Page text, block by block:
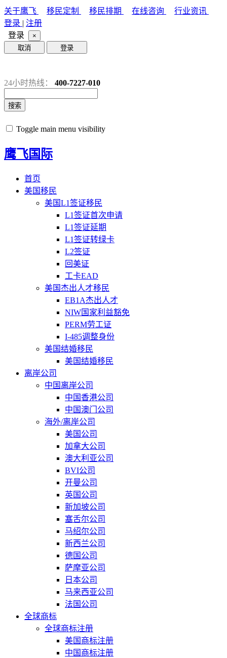
关于鹰飞 移民定制 移民排期 在线咨询
行业资讯
登录 | 注册
登录
×
取消
登录
24小时热线： 400-7227-010
搜索
Toggle main menu visibility
鹰飞国际
首页
美国移民
美国L1签证移民
L1签证首次申请
L1签证延期
L1签证转绿卡
L2签证
回美证
工卡EAD
美国杰出人才移民
EB1A杰出人才
NIW国家利益豁免
PERM劳工证
I-485调整身份
美国结婚移民
美国结婚移民
离岸公司
中国离岸公司
中国香港公司
中国澳门公司
海外/离岸公司
美国公司
加拿大公司
澳大利亚公司
BVI公司
开曼公司
英国公司
新加坡公司
塞舌尔公司
马绍尔公司
新西兰公司
德国公司
萨摩亚公司
日本公司
马来西亚公司
法国公司
全球商标
全球商标注册
美国商标注册
中国商标注册